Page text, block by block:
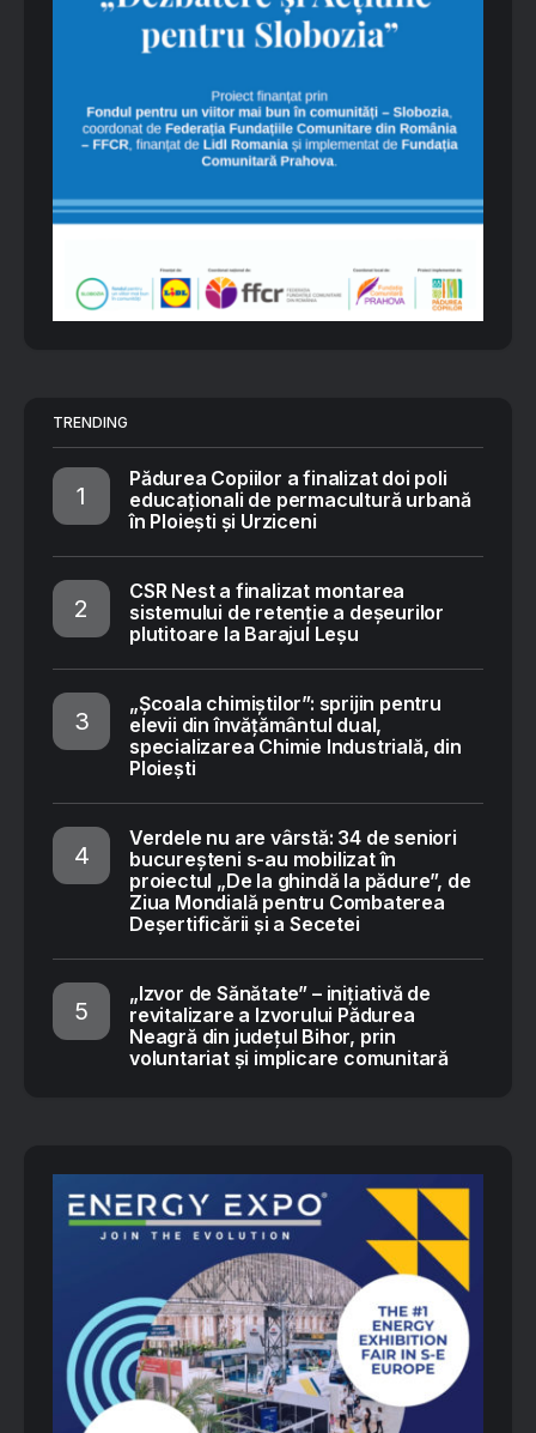
TRENDING
Pădurea Copiilor a finalizat doi poli
educaționali de permacultură urbană
în Ploiești și Urziceni
CSR Nest a finalizat montarea
sistemului de retenție a deșeurilor
plutitoare la Barajul Leșu
„Școala chimiștilor”: sprijin pentru
elevii din învățământul dual,
specializarea Chimie Industrială, din
Ploiești
Verdele nu are vârstă: 34 de seniori
bucureșteni s-au mobilizat în
proiectul „De la ghindă la pădure”, de
Ziua Mondială pentru Combaterea
Deșertificării și a Secetei
„Izvor de Sănătate” – inițiativă de
revitalizare a Izvorului Pădurea
Neagră din județul Bihor, prin
voluntariat și implicare comunitară